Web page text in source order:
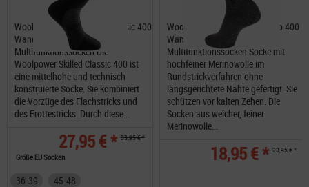
Woolpower Socks Skilled Classic 400
Wandersocken,
Multifunktionssocken Die
Woolpower Skilled Classic 400 ist
eine mittelhohe und technisch
konstruierte Socke. Sie kombiniert
die Vorzüge des Flachstricks und
des Frottestricks. Durch diese...
27,95 € * 33,95 € *
Größe EU Socken
36-39 45-48
Woolpower Socks Classic Logo 400
Wandersocken,
Multifunktionssocken Socke mit
hochfeiner Merinowolle im
Rundstrickverfahren ohne
längsgerichtete Nähte gefertigt. Sie
schützen vor kalten Zehen. Die
Socken aus weicher, feiner
Merinowolle...
18,95 € * 23,95 € *